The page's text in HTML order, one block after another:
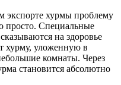
экспорте хурмы проблему
просто. Специальные
на здоровье
хурму, уложенную в
комнаты. Через
становится абсолютно